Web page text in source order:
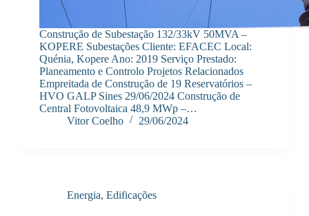
Construção de Subestação 132/33kV 50MVA –
KOPERE Subestações Cliente: EFACEC Local:
Quénia, Kopere Ano: 2019 Serviço Prestado:
Planeamento e Controlo Projetos Relacionados
Empreitada de Construção de 19 Reservatórios –
HVO GALP Sines 29/06/2024 Construção de
Central Fotovoltaica 48,9 MWp –…
Vitor Coelho
29/06/2024
Energia, Edificações